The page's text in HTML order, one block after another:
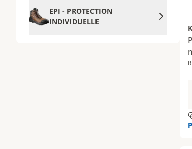
EPI - PROTECTION
INDIVIDUELLE